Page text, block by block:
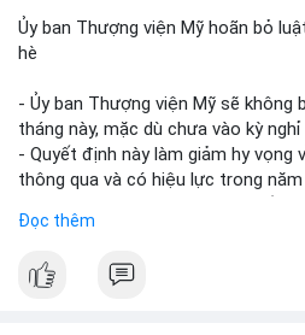
Ủy ban Thượng viện Mỹ hoãn bỏ
hè
- Ủy ban Thượng viện Mỹ sẽ không
tháng này, mặc dù chưa vào kỳ
- Quyết định này làm giảm hy
thông qua và có hiệu lực trong năm
mục chứng chỉ cho tài sản số tại Mỹ.
tư và phát triển thị trường crypto tại
Đọc thêm